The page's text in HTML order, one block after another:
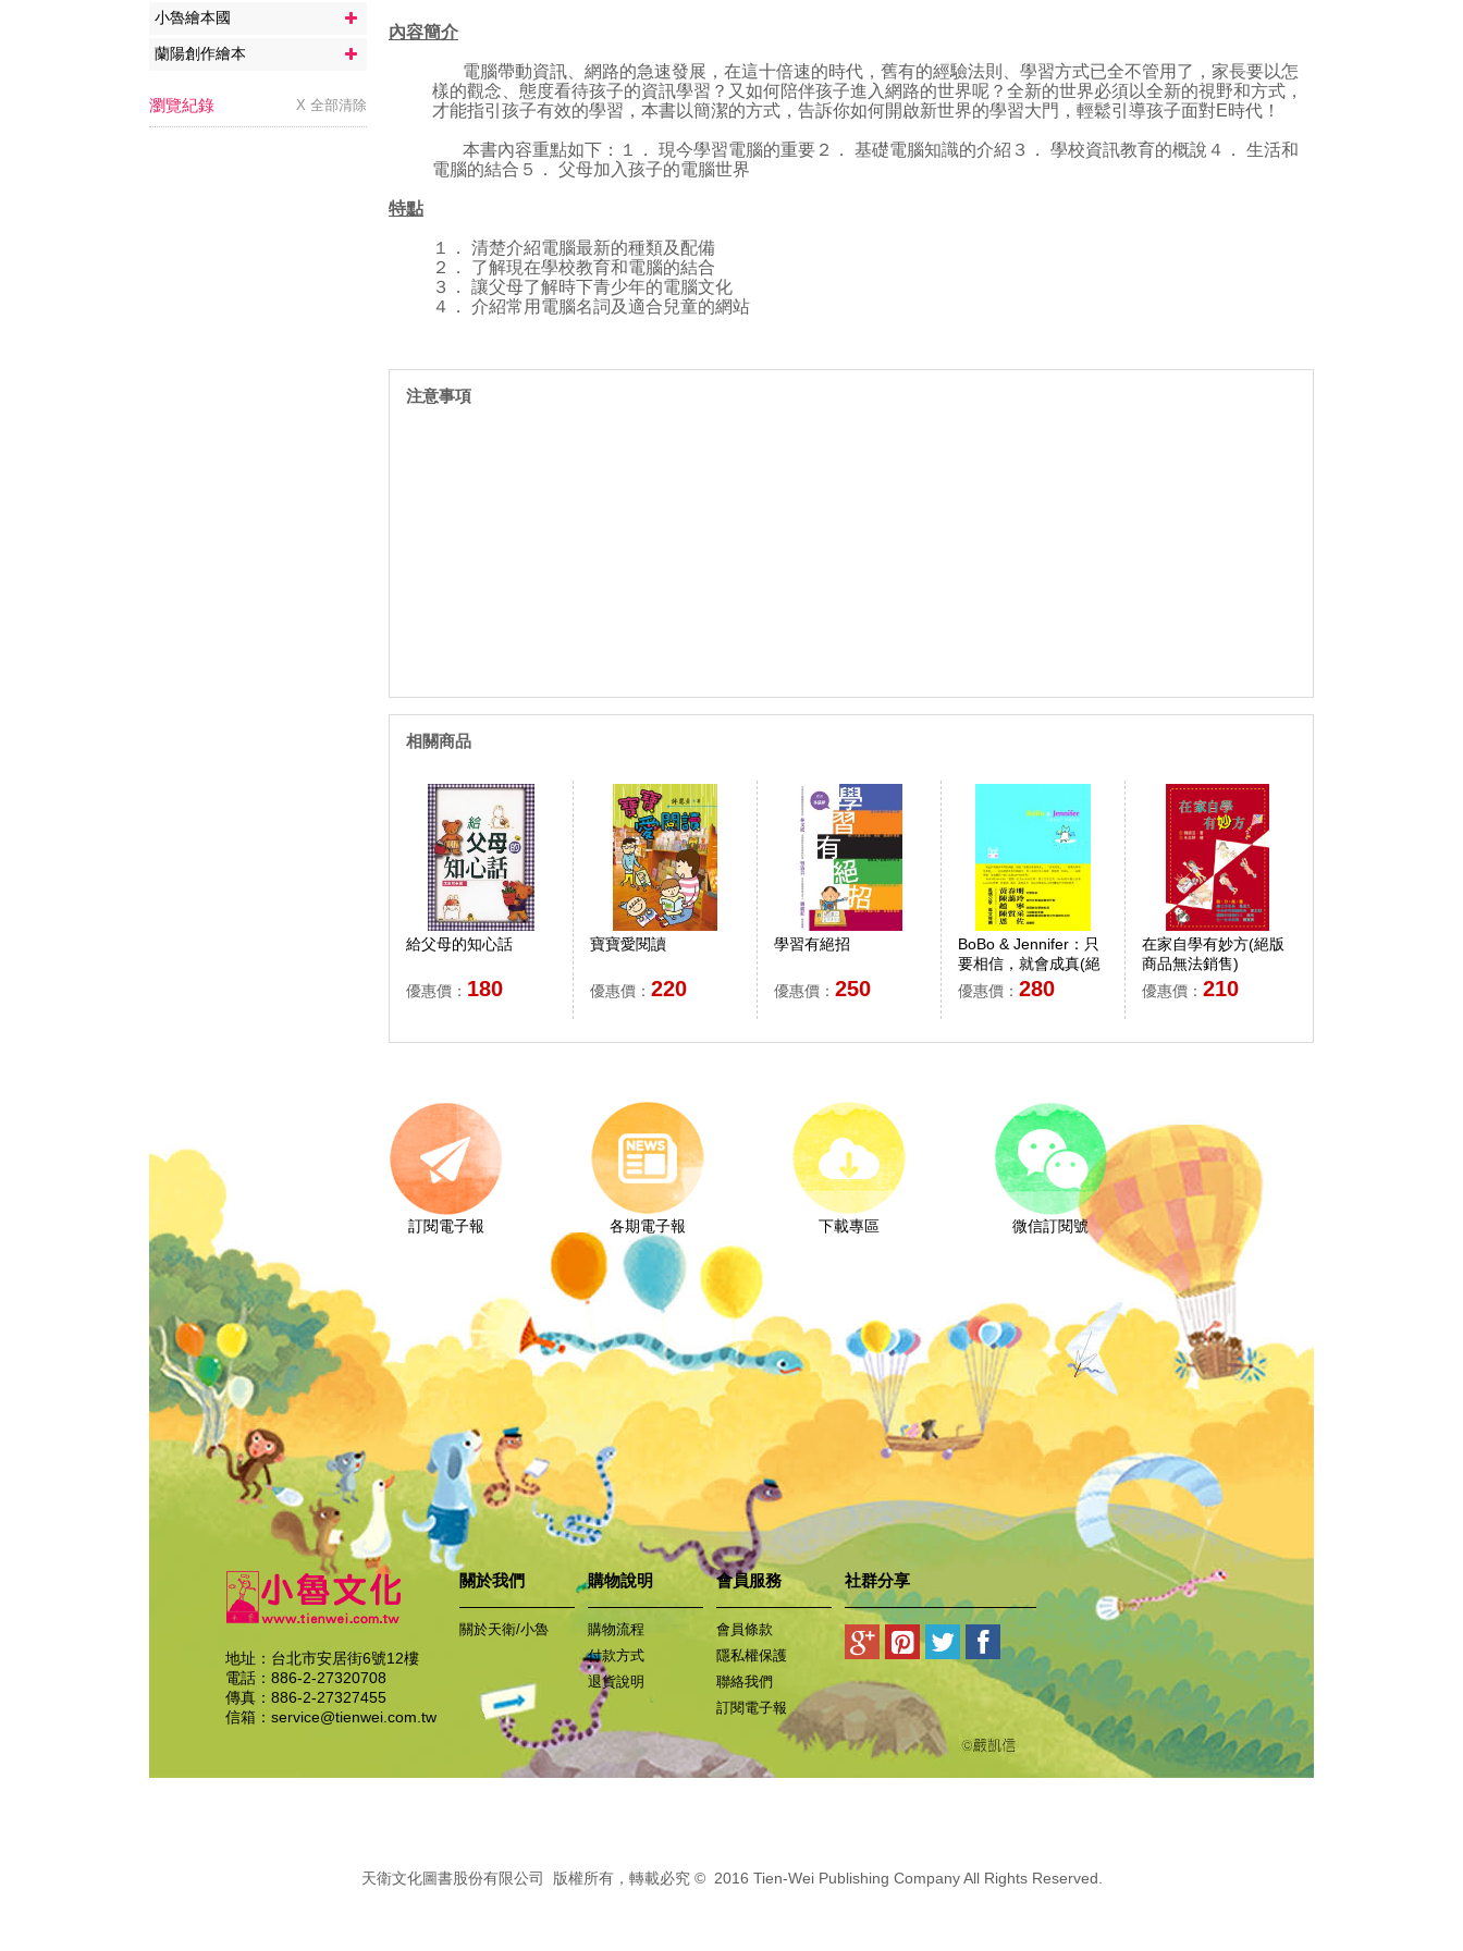
小魯繪本國
蘭陽創作繪本
瀏覽紀錄 X 全部清除
內容簡介
電腦帶動資訊、網路的急速發展，在這十倍速的時代，舊有的經驗法則、學習方式已全不管用了，家長要以怎
樣的觀念、態度看待孩子的資訊學習？又如何陪伴孩子進入網路的世界呢？全新的世界必須以全新的視野和方式，
才能指引孩子有效的學習，本書以簡潔的方式，告訴你如何開啟新世界的學習大門，輕鬆引導孩子面對E時代！
本書內容重點如下：１． 現今學習電腦的重要２． 基礎電腦知識的介紹３． 學校資訊教育的概說４． 生活和
電腦的結合５． 父母加入孩子的電腦世界
特點
１． 清楚介紹電腦最新的種類及配備
２． 了解現在學校教育和電腦的結合
３． 讓父母了解時下青少年的電腦文化
４． 介紹常用電腦名詞及適合兒童的網站
注意事項
相關商品
給父母的知心話
優惠價： 180
寶寶愛閱讀
優惠價： 220
學習有絕招
優惠價： 250
BoBo & Jennifer：只
要相信，就會成真(絕
版商品無法銷售)
優惠價： 280
在家自學有妙方(絕版
商品無法銷售)
優惠價： 210
訂閱電子報 各期電子報 下載專區 微信訂閱號
地址：台北市安居街6號12樓
電話：886-2-27320708
傳真：886-2-27327455
信箱： service@tienwei.com.tw
關於我們
關於天衛/小魯
購物說明
購物流程
付款方式
退貨說明
會員服務
會員條款
隱私權保護
聯絡我們
訂閱電子報
社群分享
天衛文化圖書股份有限公司 版權所有，轉載必究 © 2016 Tien-Wei Publishing Company All Rights Reserved.